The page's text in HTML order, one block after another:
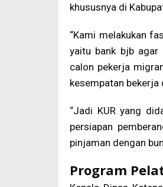
khususnya di
“Kami melakukan
yaitu bank bjb agar
calon pekerja
kesempatan bekerja
“Jadi KUR yang
persiapan
pinjaman dengan
Program